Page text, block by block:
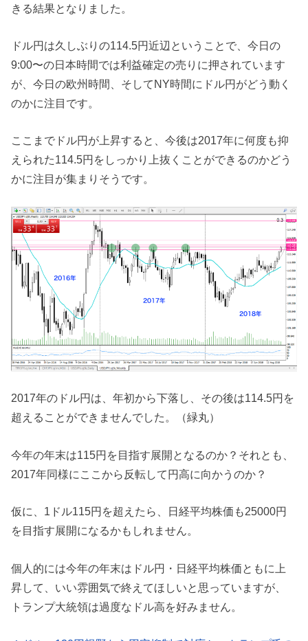
きる結果となりました。
ドル円は久しぶりの114.5円近辺ということで、今日の
9:00〜の日本時間では利益確定の売りに押されています
が、今日の欧州時間、そしてNY時間にドル円がどう動く
のかに注目です。
ここまでドル円が上昇すると、今後は2017年に何度も抑
えられた114.5円をしっかり上抜くことができるのかどう
かに注目が集まりそうです。
2017年のドル円は、年初から下落し、その後は114.5円を
超えることができませんでした。（緑丸）
今年の年末は115円を目指す展開となるのか？それとも、
2017年同様にここから反転して円高に向かうのか？
仮に、1ドル115円を超えたら、日経平均株価も25000円
を目指す展開になるかもしれません。
個人的には今年の年末はドル円・日経平均株価ともに上
昇して、いい雰囲気で終えてほしいと思っていますが、
トランプ大統領は過度なドル高を好みません。